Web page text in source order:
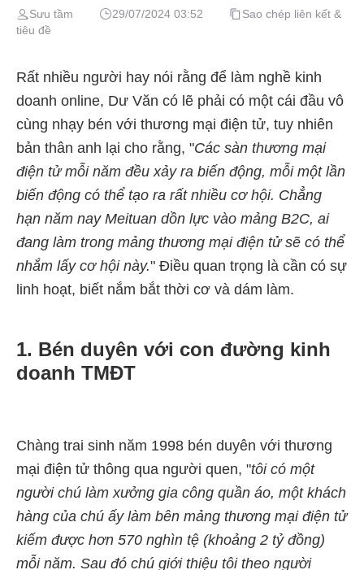
Sưu tầm 29/07/2024 03:52
Sao chép liên kết &
tiêu đề